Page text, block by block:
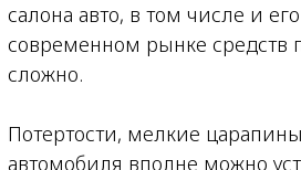
салона авто, в том числе и
современном рынке средств
сложно.
Потертости, мелкие
автомобиля вполне можно